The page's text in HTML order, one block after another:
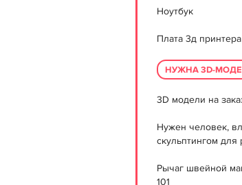
Ноутбук
Плата 3д
НУЖНА 3D-
3D модели на
Нужен человек,
скульптингом для
Рычаг швейной
101